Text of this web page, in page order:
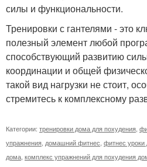
силы и функциональности.
Тренировки с гантелями - это
полезный элемент любой
способствующий развитию
координации и общей
такой вид нагрузки не стоит,
стремитесь к комплексному
Категории: тренировки дома для похудения
упражнения домашний фитнес фитнес
дома комплекс упражнений для похудения